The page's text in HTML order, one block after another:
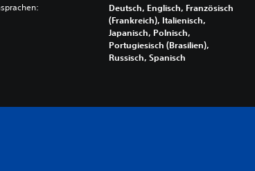
Deutsch, Englisch, Französisch
(Frankreich), Italienisch,
Japanisch, Polnisch,
Portugiesisch (Brasilien),
Russisch, Spanisch